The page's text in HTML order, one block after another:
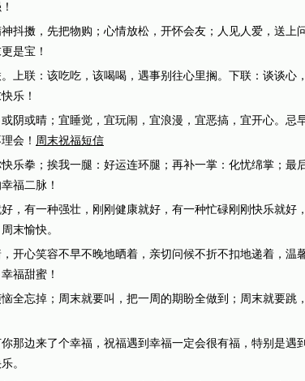
抖擞，先把物购；心情放松，开怀会友；人见人爱，送上
是宝！
上联：该吃吃，该喝喝，遇事别往心里搁。下联：谈谈心
乐！
阴或晴；宜睡觉，宜玩闹，宜浪漫，宜恶搞，宜开心。忌
会！ 周末祝福短信
乐拳；挨我一腿：好运连环腿；再补一掌：化忧绵掌；最
福二脉！
，有一种强壮，刚刚健康就好，有一种忙碌刚刚快乐就好
末愉快。
开心笑容不早不晚地晒着，亲切问候不折不扣地递着，温
福甜蜜！
全忘掉；周末就要叫，把一周的期盼全做到；周末就要跳
那边来了个幸福，祝福遇到幸福一定会很有福，特别是遇
。